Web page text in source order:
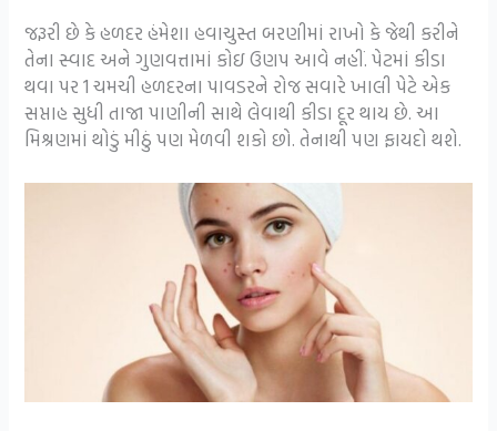
જરૂરી છે કે હળદર હંમેશા હવાચુસ્ત બરણીમાં રાખો કે જેથી કરીને
તેના સ્વાદ અને ગુણવત્તામાં કોઇ ઉણપ આવે નહીં. પેટમાં કીડા
થવા પર 1 ચમચી હળદરના પાવડરને રોજ સવારે ખાલી પેટે એક
સપ્તાહ સુધી તાજા પાણીની સાથે લેવાથી કીડા દૂર થાય છે. આ
મિશ્રણમાં થોડું મીઠું પણ મેળવી શકો છો. તેનાથી પણ ફાયદો થશે.